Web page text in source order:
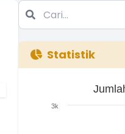
Statistik
Jumlah Penduduk
The chart has 1 X
3k